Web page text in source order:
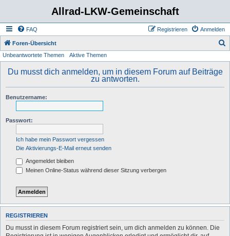
Allrad-LKW-Gemeinschaft
FAQ Anmelden
Registrieren
Foren-Übersicht
Unbeantwortete Themen Aktive Themen
Du musst dich anmelden, um in diesem Forum auf Beiträge
zu antworten.
Benutzername:
Passwort:
Ich habe mein Passwort vergessen
Die Aktivierungs-E-Mail erneut senden
Angemeldet bleiben
Meinen Online-Status während dieser Sitzung verbergen
REGISTRIEREN
Du musst in diesem Forum registriert sein, um dich anmelden zu können. Die